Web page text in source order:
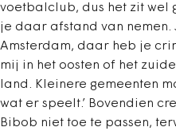
voetbalclub, dus het zit wel
je daar afstand van nemen.
Amsterdam, daar heb je
mij in het oosten of het
land. Kleinere gemeenten
wat er speelt.’ Bovendien
Bibob niet toe te passen,